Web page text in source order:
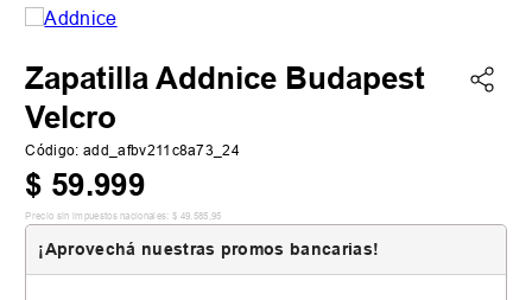
Zapatilla Addnice Budapest
Velcro
Código: add_afbv211c8a73_24
$ 59.999
Precio sin impuestos nacionales: $ 49.585 ,95
¡Aprovechá nuestras promos bancarias!